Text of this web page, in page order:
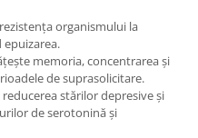
organismului la
epuizarea.
memoria, concentrarea și
de suprasolicitare.
reducerea stărilor depresive și
de serotonină și